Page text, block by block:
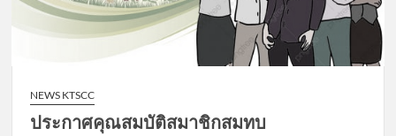
NEWS KTSCC
ประกาศคุณสมบัติสมาชิกสมทบ